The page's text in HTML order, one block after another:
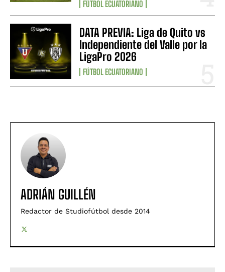
FÚTBOL ECUATORIANO
DATA PREVIA: Liga de Quito vs
Independiente del Valle por la
LigaPro 2026
FÚTBOL ECUATORIANO
ADRIÁN GUILLÉN
Redactor de Studiofútbol desde 2014